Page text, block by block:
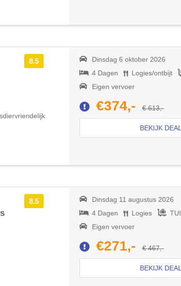
8.5
Dinsdag 6 oktober 2026
4 Dagen
Logies/ontbijt
Eigen vervoer
€374,- € 613,-
BEKIJK DEAL
8.5
Dinsdag 11 augustus 2026
4 Dagen
Logies
TUI
Eigen vervoer
€271,- € 467,-
BEKIJK DEAL